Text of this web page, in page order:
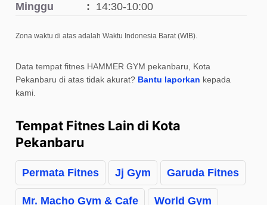
Minggu
14:30-10:00
Zona waktu di atas adalah Waktu Indonesia Barat (WIB).
Data tempat fitnes HAMMER GYM pekanbaru, Kota
Pekanbaru di atas tidak akurat? Bantu laporkan kepada
kami.
Tempat Fitnes Lain di Kota
Pekanbaru
Permata Fitnes Jj Gym Garuda Fitnes
Mr. Macho Gym & Cafe World Gym